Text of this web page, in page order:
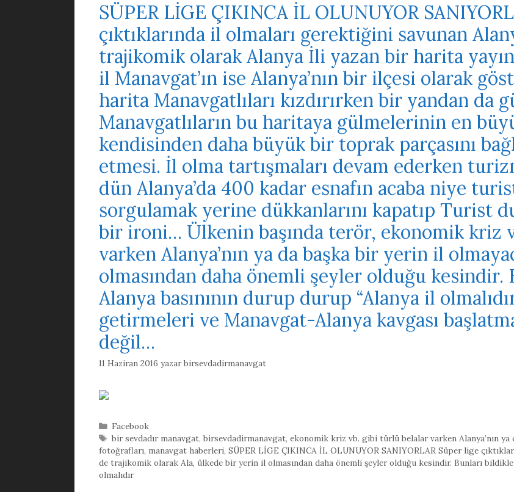
SÜPER LİGE ÇIKINCA İL OLUNUYOR
çıktıklarında il olmaları gerektiğini savunan
trajikomik olarak Alanya İli yazan bir harita
il Manavgat’ın ise Alanya’nın bir ilçesi olarak
harita Manavgatlıları kızdırırken bir yandan da
Manavgatlıların bu haritaya gülmelerinin en
kendisinden daha büyük bir toprak parçasını
etmesi. İl olma tartışmaları devam ederken
dün Alanya’da 400 kadar esnafın acaba niye
sorgulamak yerine dükkanlarını kapatıp Turist
bir ironi… Ülkenin başında terör, ekonomik kriz
varken Alanya’nın ya da başka bir yerin il
olmasından daha önemli şeyler olduğu
Alanya basınının durup durup “Alanya il
getirmeleri ve Manavgat-Alanya kavgası
değil…
11 Haziran 2016 yazarbirsevdadirmanavgat
Kategoriler
Facebook
Etiketler
bir sevdadır manavgat,birsevdadirmanavgat,ekonomik kriz vb. gibi türlü belalar varken Alanya’nın ya
fotoğrafları, manavgat haberleri, SÜPER LİGE ÇIKINCA İL OLUNUYOR SANIYORLAR Süper lige
de trajikomik olarak Ala, ülkede bir yerin il olmasından daha önemli şeyler olduğu kesindir. Bunları
olmalıdır